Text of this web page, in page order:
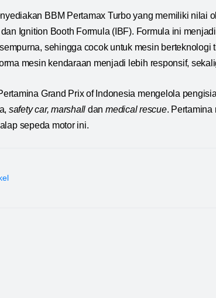
BBM Pertamax Turbo yang memiliki nilai
Ignition Booth Formula (IBF). Formula ini
sehingga cocok untuk mesin berteknologi
mesin kendaraan menjadi lebih responsif,
Grand Prix of Indonesia mengelola
safety car, marshall dan medical rescue. Pertamina
sepeda motor ini.